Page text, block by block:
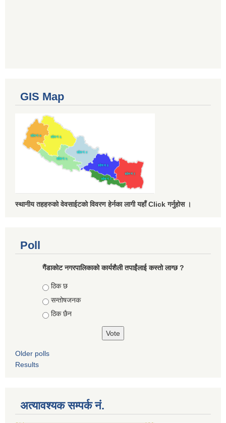
GIS Map
स्थानीय तहहरुको वेवसाईटको विवरण हेर्नका लागी यहाँ Click गर्नुहोस ।
Poll
गैंडाकोट नगरपालिकाको कार्यशैली तपाईंलाई कस्तो लाग्छ ?
Choices
ठिक छ
सन्तोषजनक
ठिक छैन
Older polls
Results
अत्यावश्यक सम्पर्क नं.